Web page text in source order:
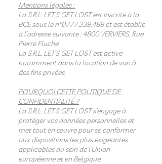
Mentions légales :
La S.R.L. LET’S GET LOST est inscrite à la
BCE sous le n°0777.339.489et est établie
à l’adresse suivante : 4800 VERVIERS, Rue
Pierre Fluche
La S.R.L. LET’S GET LOST est active
notamment dans la location de van à
des fins privées.
POURQUOI CETTE POLITIQUE DE
CONFIDENTIALITÉ ?
La S.R.L. LET’S GET LOST s’engage à
protéger vos données personnelles et
met tout en œuvre pour se conformer
aux dispositions les plus exigeantes
applicables au sein de l’Union
européenne et en Belgique.